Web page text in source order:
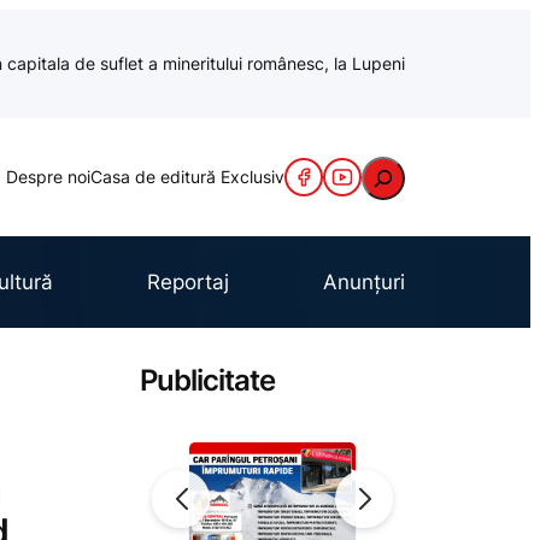
de suflet a mineritului românesc, la Lupeni
Despre noiCasa de editură Exclusiv Caută
Reportaj Anunțuri
Publicitate